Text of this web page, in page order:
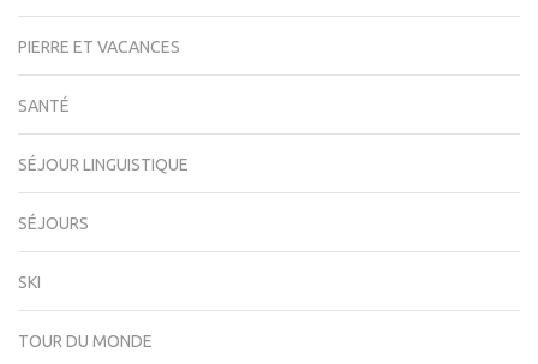
PIERRE ET VACANCES
SANTÉ
SÉJOUR LINGUISTIQUE
SÉJOURS
SKI
TOUR DU MONDE